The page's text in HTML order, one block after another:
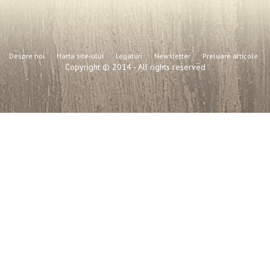
Despre noi Harta site-ului Legaturi Newsletter Preluare articole
Copyright © 2014 - All rights reserved